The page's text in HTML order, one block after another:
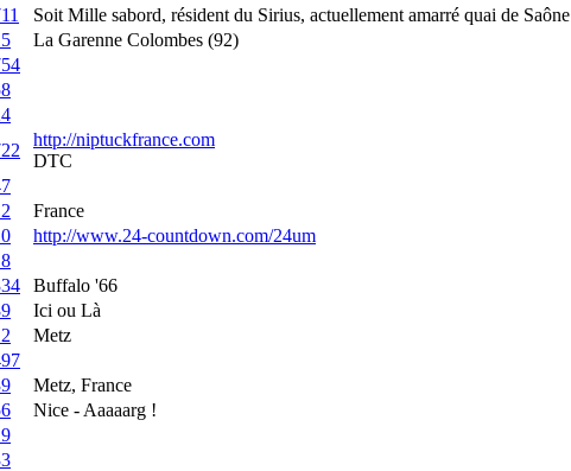
Soit Mille sabord, résident du Sirius, actuellement amarré quai de Saône
La Garenne Colombes (92)
http://niptuckfrance.com
DTC
France
http://www.24-countdown.com/24um
Buffalo '66
Ici ou Là
Metz
Metz, France
Nice - Aaaaarg !